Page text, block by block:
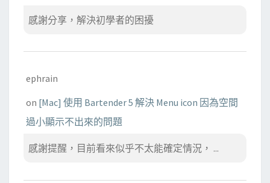
感謝分享，解決初學者的困擾
ephrain
on [Mac] 使用 Bartender 5 解決 Menu icon 因為空間
過小顯示不出來的問題
感謝提醒，目前看來似乎不太能確定情況， ...